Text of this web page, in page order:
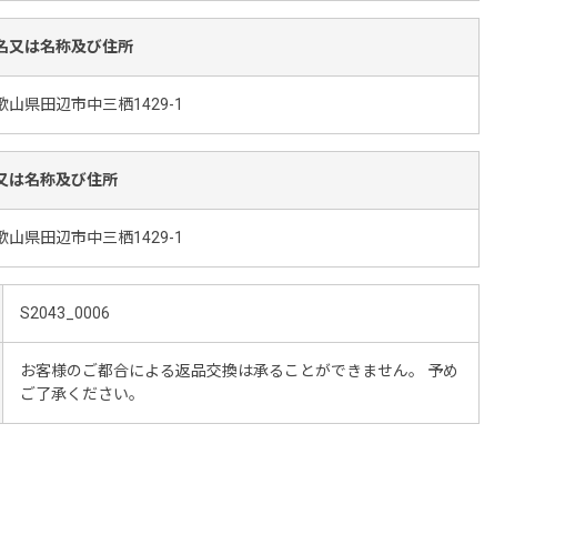
又は名称及び住所
県田辺市中三栖1429-1
は名称及び住所
県田辺市中三栖1429-1
S2043_0006
お客様のご都合による返品交換は承ることができません。 予め
ご了承ください。